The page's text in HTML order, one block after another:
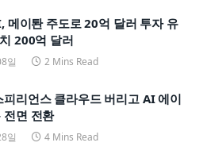
메이퇀 주도로 20억 달러 투자 유
200억 달러
일 2 Mins Read
피리언스 클라우드 버리고 AI 에이
전면 전환
일 4 Mins Read